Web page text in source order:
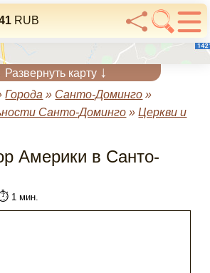
RUB
Развернуть карту ↓
Города » Санто-Доминго »
Санто-Доминго »Церкви и
Америки в Санто-
1 мин.